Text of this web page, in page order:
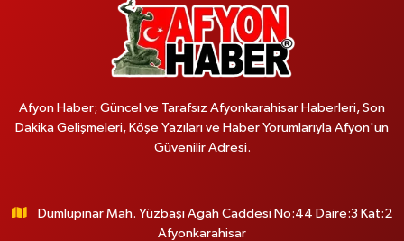
Afyon Haber; Güncel ve Tarafsız Afyonkarahisar Haberleri, Son
Dakika Gelişmeleri, Köşe Yazıları ve Haber Yorumlarıyla Afyon'un
Güvenilir Adresi.
Dumlupınar Mah. Yüzbaşı Agah Caddesi No:44 Daire:3 Kat:2
Afyonkarahisar